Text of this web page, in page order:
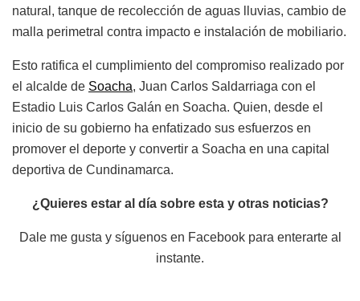
natural, tanque de recolección de aguas lluvias, cambio de
malla perimetral contra impacto e instalación de mobiliario.
Esto ratifica el cumplimiento del compromiso realizado por
el alcalde de Soacha, Juan Carlos Saldarriaga con el
Estadio Luis Carlos Galán en Soacha. Quien, desde el
inicio de su gobierno ha enfatizado sus esfuerzos en
promover el deporte y convertir a Soacha en una capital
deportiva de Cundinamarca.
¿Quieres estar al día sobre esta y otras noticias?
Dale me gusta y síguenos en Facebook para enterarte al
instante.